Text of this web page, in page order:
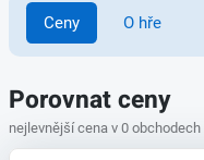
Ceny O hře
Porovnat ceny
nejlevnější cena v 0 obchodech